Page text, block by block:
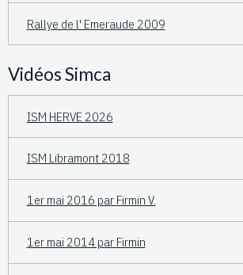
Rallye de l' Emeraude 2009
Vidéos Simca
ISM HERVE 2026
ISM Libramont 2018
1er mai 2016 par Firmin V.
1er mai 2014 par Firmin